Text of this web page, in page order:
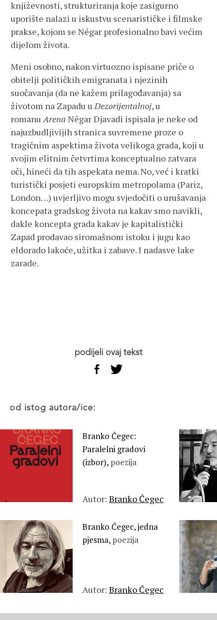
književnosti, strukturiranja koje zasigurno
uporište nalazi u iskustvu scenarističke i filmske
prakse, kojom se Négar profesionalno bavi većim
dijelom života.
Meni osobno, nakon virtuozno ispisane priče o
obitelji političkih emigranata i njezinih
suočavanja (da ne kažem prilagođavanja) sa
životom na Zapadu uDezorijentalnoj, u
romanuArena Négar Djavadi ispisala je neke od
najuzbudljivijih stranica suvremene proze o
tragičnim aspektima života velikoga grada, koji u
svojim elitnim četvrtima konceptualno zatvara
oči, hineći da tih aspekata nema. No, već i kratki
turistički posjeti europskim metropolama (Pariz,
London…) uvjerljivo mogu svjedočiti o urušavanja
koncepata gradskog života na kakav smo navikli,
dakle koncepta grada kakav je kapitalistički
Zapad prodavao siromašnom istoku i jugu kao
eldorado lakoće, užitka i zabave. I nadasve lake
zarade.
podijeli ovaj tekst
od istog autora/ice:
Branko Čegec:
Paralelni gradovi
(izbor), poezija
Autor: Branko Čegec
Branko Čegec, jedna
pjesma, poezija
Autor: Branko Čegec